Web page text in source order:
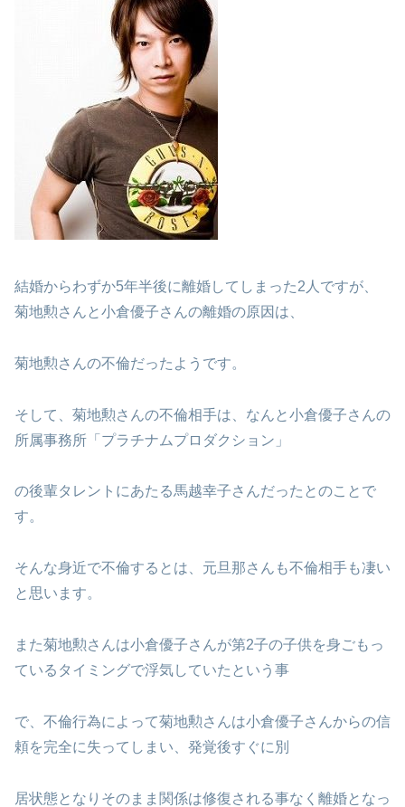
結婚からわずか5年半後に離婚してしまった2人ですが、
菊地勲さんと小倉優子さんの離婚の原因は、
菊地勲さんの不倫だったようです。
そして、菊地勲さんの不倫相手は、なんと小倉優子さんの
所属事務所「プラチナムプロダクション」
の後輩タレントにあたる馬越幸子さんだったとのことで
す。
そんな身近で不倫するとは、元旦那さんも不倫相手も凄い
と思います。
また菊地勲さんは小倉優子さんが第2子の子供を身ごもっ
ているタイミングで浮気していたという事
で、不倫行為によって菊地勲さんは小倉優子さんからの信
頼を完全に失ってしまい、発覚後すぐに別
居状態となりそのまま関係は修復される事なく離婚となっ